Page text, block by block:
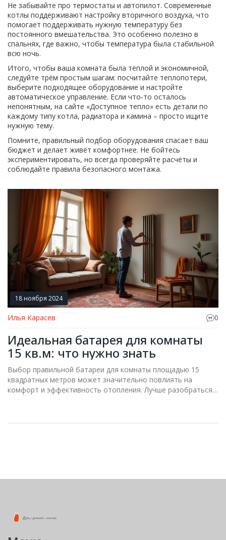
Не забывайте про термостаты и автопилот. Современные
котлы поддерживают настройку вторичного воздуха, что
помогает поддерживать нужную температуру без
постоянного вмешательства. Это особенно полезно в
спальнях, где важно, чтобы температура была стабильной
всю ночь.
Итого, чтобы ваша комната была тёплой и экономичной,
следуйте трём простым шагам: посчитайте теплопотери,
выберите подходящее оборудование и настройте
автоматическое управление. Если что‑то осталось
непонятным, на сайте «Доступное тепло» есть детали по
каждому типу котла, радиатора и камина – просто ищите
нужную тему.
Помните, правильный подбор оборудования спасает ваш
бюджет и делает живёт комфортнее. Не бойтесь
экспериментировать, но всегда проверяйте расчёты и
соблюдайте правила безопасного монтажа.
18 ноября 2024
Илья Карасев 0
Идеальная батарея для комнаты
15 кв.м: что нужно знать
Выбор правильной батареи для комнаты площадью 15
квадратных метров может значительно повлиять на
комфорт и эффективность отопления. Лучше разобраться в